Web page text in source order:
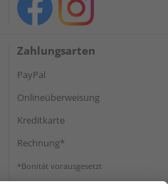
Zahlungsarten
PayPal
Onlineüberweisung
Kreditkarte
Rechnung*
*Bonität vorausgesetzt